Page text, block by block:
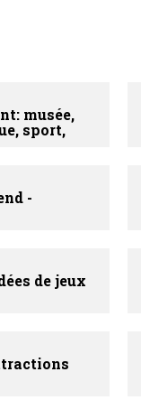
musée,
sport,
-
de jeux